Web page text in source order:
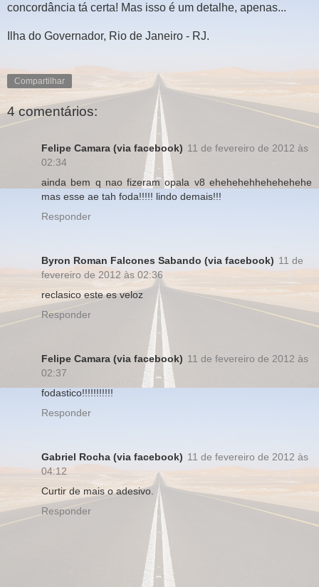
concordância tá certa! Mas isso é um detalhe, apenas...
Ilha do Governador, Rio de Janeiro - RJ.
Compartilhar
4 comentários:
Felipe Camara (via facebook) 11 de fevereiro de 2012 às
02:34
ainda bem q nao fizeram opala v8 ehehehehhehehehehe
mas esse ae tah foda!!!!! lindo demais!!!
Responder
Byron Roman Falcones Sabando (via facebook) 11 de
fevereiro de 2012 às 02:36
reclasico este es veloz
Responder
Felipe Camara (via facebook) 11 de fevereiro de 2012 às
02:37
fodastico!!!!!!!!!!!
Responder
Gabriel Rocha (via facebook) 11 de fevereiro de 2012 às
04:12
Curtir de mais o adesivo.
Responder